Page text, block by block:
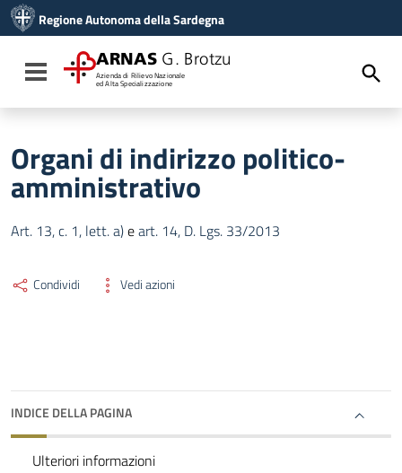
Vai al menu di navigazione
Vai al footer
Regione Autonoma della Sardegna
Toggle navigation
ARNAS G. Brotzu
Azienda di Rilievo Nazionale
ed Alta Specializzazione
Organi di indirizzo politico-
amministrativo
Art. 13, c. 1, lett. a)eart. 14, D. Lgs. 33/2013
Condividi Vedi azioni
INDICE DELLA PAGINA
Ulteriori informazioni